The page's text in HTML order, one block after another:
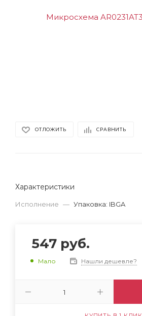
ОТЛОЖИТЬ СРАВНИТЬ
Характеристики
Исполнение — Упаковка: IBGA
547 руб.
Мало Нашли дешевле?